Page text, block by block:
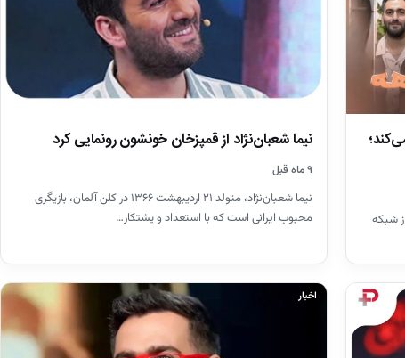
شبکه
نیما شعبان‌نژاد از قمپزخان خونشون رونمایی کرد
۹ ماه قبل
نیما شعبان‌نژاد، متولد ۲۱ اردیبهشت ۱۳۶۶ در کلن آلمان، بازیگری
محبوب ایرانی است که با استعداد و پشتکار…
اخبار